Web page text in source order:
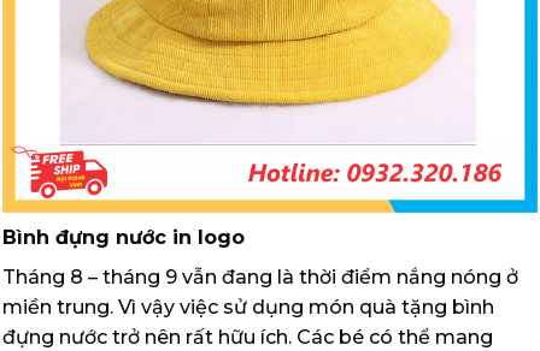
Bình đựng nước in logo
Tháng 8 – tháng 9 vẫn đang là thời điểm nắng nóng ở
miền trung. Vì vậy việc sử dụng món quà tặng bình
đựng nước trở nên rất hữu ích. Các bé có thể mang